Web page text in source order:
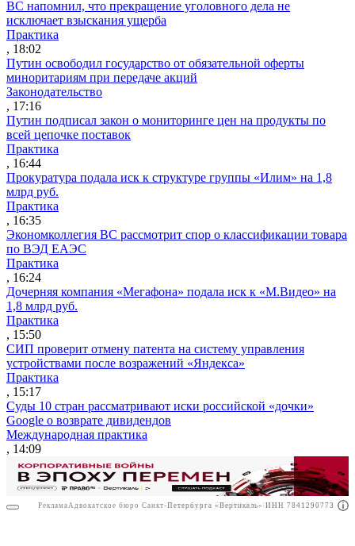
РекламаАО"ПРАВО.РУ" ИНН: 7708095468
ВС напомнил, что прекращение уголовного дела не
исключает взыскания ущерба
Практика
, 18:02
Путин освободил государство от обязательной оферты
миноритариям при передаче акций
Законодательство
, 17:16
Путин подписал закон о мониторинге цен на продукты по
всей цепочке поставок
Практика
, 16:44
Прокуратура подала иск к структуре группы «Илим» на 1,8
млрд руб.
Практика
, 16:35
Экономколлегия ВС рассмотрит спор о классификации товара
по ВЭД ЕАЭС
Практика
, 16:24
Дочерняя компания «Мегафона» подала иск к «М.Видео» на
1,8 млрд руб.
Практика
, 15:50
СИП проверит отмену патента на систему управления
устройствами после возражений «Яндекса»
Практика
, 15:17
Суды 10 стран рассматривают иски российской «дочки»
Google о возврате дивидендов
Международная практика
, 14:09
Реклама Адвокатское бюро Санкт-Петербурга «Вертикаль» ИНН 7841290773